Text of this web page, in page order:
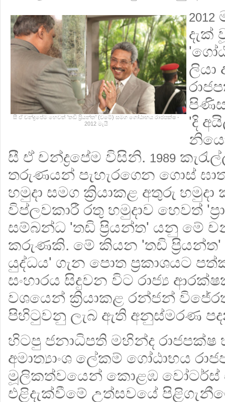
සී ඒ චන්ද්‍රපේම හෙවත් 'තඩි ප්‍රියන්ත' (වමේ) සමග ගෝඨාභය රාජපක්ෂ -
2012 මැයි
2012
දැක්
ලියා
පිණිස
'දි
සී ඒ චන්ද්‍රපේම විසිනි. 1989
තරුණයන් පැහැරගෙන ගොස්
හමුදා සමග ක්‍රියාකළ අතුරු
විප්ලවකාරී රතු හමුදාව හෙවත්
සම්බන්ධ 'තඩි ප්‍රියන්ත' යනු මේ
කරුණකි. මේ කියන 'තඩි ප්‍රියන්ත'
යුද්ධය' ගැන පොත ප්‍රකාශයට
සංහාරය සිදුවන විට රාජ්‍ය
වශයෙන් ක්‍රියාකළ රන්ජන්
පිහිටුවනු ලැබ ඇති අනුස්මරණ
හිටපු ජනාධිපති මහින්ද රාජපක්ෂ
අමාත්‍යාංශ ලේකම් ගෝඨාභය
මූලිකත්වයෙන් කොළඹ වෝටර්ස්
එළිදැක්වීමේ උත්සවයේ